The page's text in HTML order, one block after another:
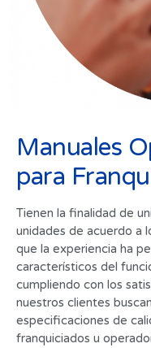
Manuales
para
Tienen la finalidad de
unidades de acuerdo a
que la experiencia ha
característicos del
cumpliendo con los
nuestros clientes
especificaciones de
franquiciados u